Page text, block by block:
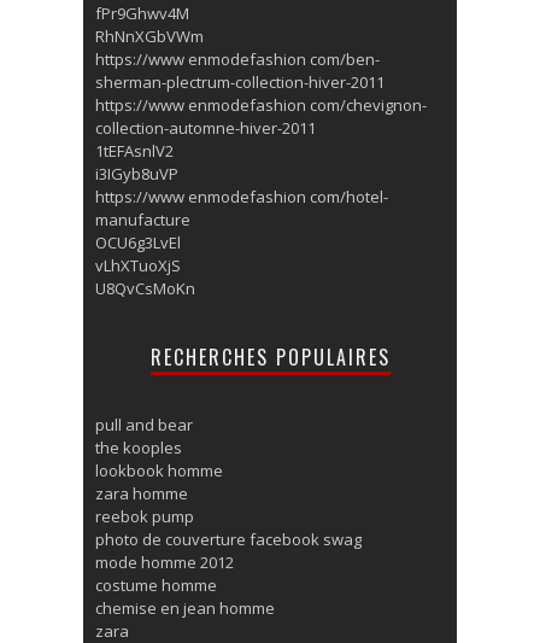
fPr9Ghwv4M
RhNnXGbVWm
https://www enmodefashion com/ben-
sherman-plectrum-collection-hiver-2011
https://www enmodefashion com/chevignon-
collection-automne-hiver-2011
1tEFAsnlV2
i3IGyb8uVP
https://www enmodefashion com/hotel-
manufacture
OCU6g3LvEl
vLhXTuoXjS
U8QvCsMoKn
RECHERCHES POPULAIRES
pull and bear
the kooples
lookbook homme
zara homme
reebok pump
photo de couverture facebook swag
mode homme 2012
costume homme
chemise en jean homme
zara